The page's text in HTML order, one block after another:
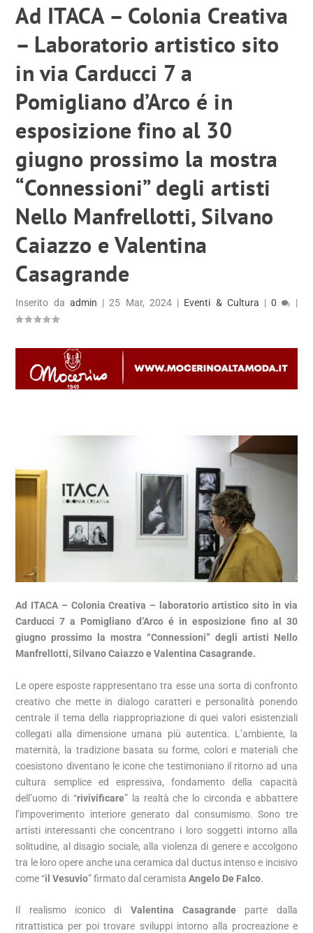
Ad ITACA – Colonia Creativa
– Laboratorio artistico sito
in via Carducci 7 a
Pomigliano d’Arco é in
esposizione fino al 30
giugno prossimo la mostra
“Connessioni” degli artisti
Nello Manfrellotti, Silvano
Caiazzo e Valentina
Casagrande
Inserito da admin |25 Mar, 2024| Eventi & Cultura |0 |
Ad ITACA – Colonia Creativa – laboratorio artistico sito in via
Carducci 7 a Pomigliano d’Arco é in esposizione fino al 30
giugno prossimo la mostra “Connessioni” degli artisti Nello
Manfrellotti, Silvano Caiazzo e Valentina Casagrande.
Le opere esposte rappresentano tra esse una sorta di confronto
creativo che mette in dialogo caratteri e personalità ponendo
centrale il tema della riappropriazione di quei valori esistenziali
collegati alla dimensione umana più autentica. L’ambiente, la
maternità, la tradizione basata su forme, colori e materiali che
coesistono diventano le icone che testimoniano il ritorno ad una
cultura semplice ed espressiva, fondamento della capacità
dell’uomo di “rivivificare” la realtà che lo circonda e abbattere
l’impoverimento interiore generato dal consumismo. Sono tre
artisti interessanti che concentrano i loro soggetti intorno alla
solitudine, al disagio sociale, alla violenza di genere e accolgono
tra le loro opere anche una ceramica dal ductus intenso e incisivo
come “il Vesuvio” firmato dal ceramista Angelo De Falco.
Il realismo iconico di Valentina Casagrandeparte dalla
ritrattistica per poi trovare sviluppi intorno alla procreazione e